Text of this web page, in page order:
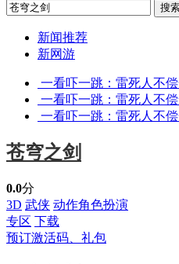
新闻推荐
新网游
一看吓一跳：雷死人不偿
一看吓一跳：雷死人不偿
一看吓一跳：雷死人不偿
苍穹之剑
0.0分
3D 武侠 动作角色扮演
专区 下载
预订激活码、礼包